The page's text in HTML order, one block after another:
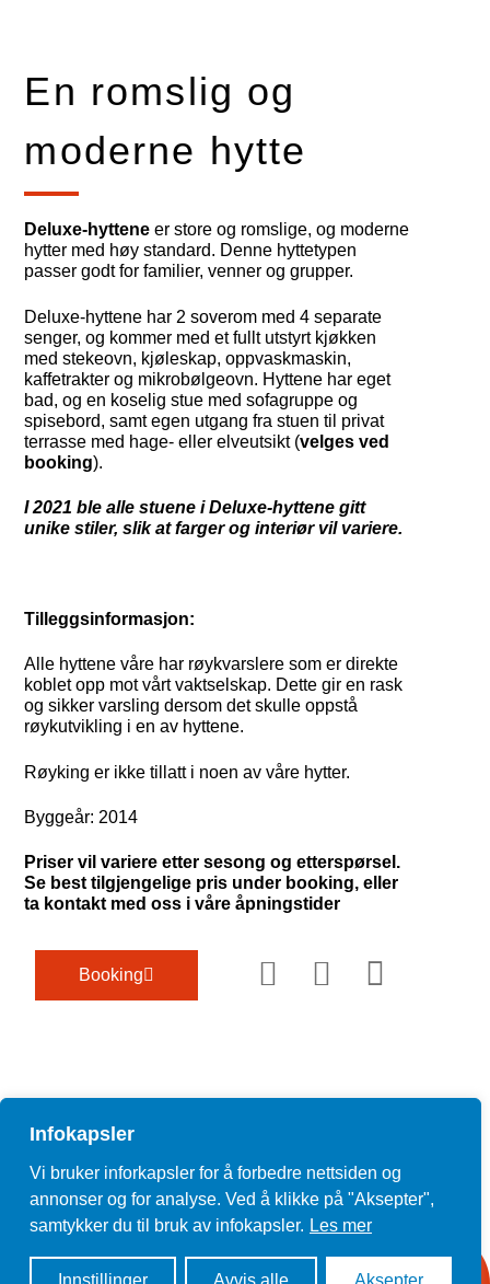
Infokapsler
Vi bruker inforkapsler for å forbedre nettsiden og
annonser og for analyse. Ved å klikke på "Aksepter",
samtykker du til bruk av infokapsler. Les mer
Innstillinger Avvis alle Aksepter
En romslig og
moderne hytte
Deluxe-hyttene er store og romslige, og moderne
hytter med høy standard. Denne hyttetypen
passer godt for familier, venner og grupper.
Deluxe-hyttene har 2 soverom med 4 separate
senger, og kommer med et fullt utstyrt kjøkken
med stekeovn, kjøleskap, oppvaskmaskin,
kaffetrakter og mikrobølgeovn. Hyttene har eget
bad, og en koselig stue med sofagruppe og
spisebord, samt egen utgang fra stuen til privat
terrasse med hage- eller elveutsikt (velges ved
booking).
I 2021 ble alle stuene i Deluxe-hyttene gitt
unike stiler, slik at farger og interiør vil variere.
Tilleggsinformasjon:
Alle hyttene våre har røykvarslere som er direkte
koblet opp mot vårt vaktselskap. Dette gir en rask
og sikker varsling dersom det skulle oppstå
røykutvikling i en av hyttene.
Røyking er ikke tillatt i noen av våre hytter.
Byggeår: 2014
Priser vil variere etter sesong og etterspørsel.
Se best tilgjengelige pris under booking, eller
ta kontakt med oss i våre åpningstider
Booking